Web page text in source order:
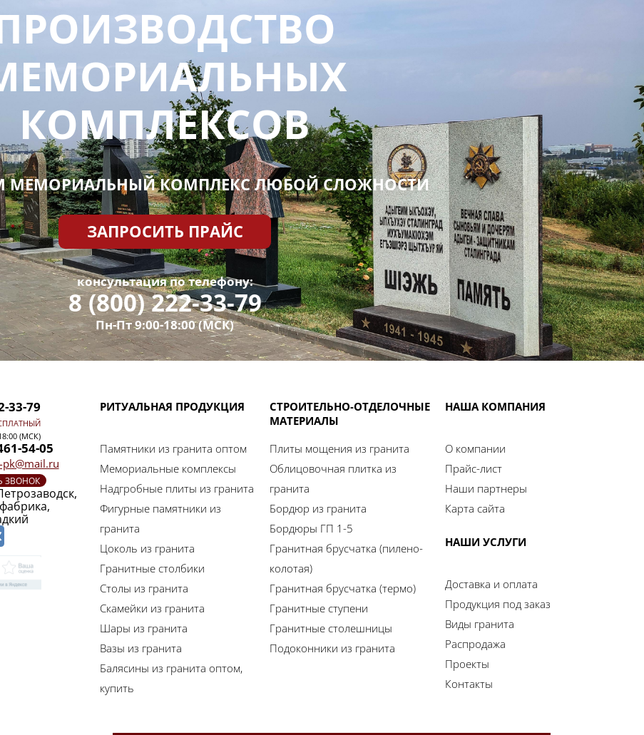
КОМПЛЕКСОВ
МЕМОРИАЛЬНЫЙ КОМПЛЕКС ЛЮБОЙ СЛОЖНОСТИ
ЗАПРОСИТЬ ПРАЙС
консультация по телефону:
8 (800) 222-33-79
Пн-Пт 9:00-18:00 (МСК)
33-79
(МСК)
54-05
pk@mail.ru
ЗВОНОК
РИТУАЛЬНАЯ ПРОДУКЦИЯ
Памятники из гранита оптом
Мемориальные комплексы
Надгробные плиты из гранита
Фигурные памятники из
гранита
Цоколь из гранита
Гранитные столбики
Столы из гранита
Скамейки из гранита
Шары из гранита
Вазы из гранита
Балясины из гранита оптом,
купить
СТРОИТЕЛЬНО-ОТДЕЛОЧНЫЕ
МАТЕРИАЛЫ
Плиты мощения из гранита
Облицовочная плитка из
гранита
Бордюр из гранита
Бордюры ГП 1-5
Гранитная брусчатка (пилено-
колотая)
Гранитная брусчатка (термо)
Гранитные ступени
Гранитные столешницы
Подоконники из гранита
НАША КОМПАНИЯ
О компании
Прайс-лист
Наши партнеры
Карта сайта
НАШИ УСЛУГИ
Доставка и оплата
Продукция под заказ
Виды гранита
Распродажа
Проекты
Контакты